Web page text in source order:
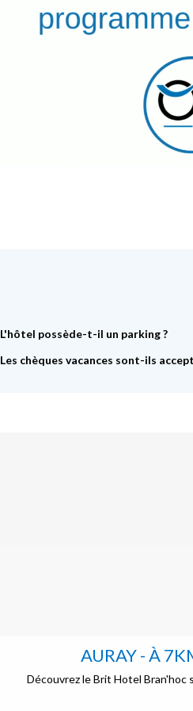
L'hôtel possède-t-il un parking ?
Les chèques vacances sont-ils
AURAY - À
Découvrez le Brit Hotel Bran'hoc